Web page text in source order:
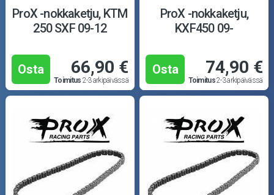
Ajovarusteet
Nastarenkaat
Renkaat ja vanteet
Öljyt ja kemikaalit
Työkalut
ProX -nokkaketju, KTM
250 SXF 09-12
Osta 66,90 €
Toimitus 2-3 arkipäivässä
ProX -nokkaketju,
KXF450 09-
Osta 74,90 €
Toimitus2-3 arkipäivässä